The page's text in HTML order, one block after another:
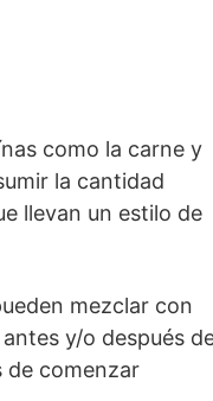
como la carne y
la cantidad
llevan un estilo de
mezclar con
y/o después
de comenzar